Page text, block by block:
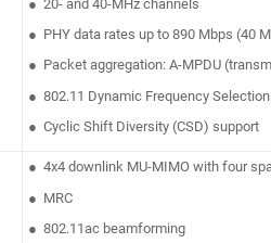
● 20- and 40-MHz channels
● PHY data rates up to 890 Mbps (40
● Packet aggregation: A-MPDU
● 802.11 Dynamic Frequency
● Cyclic Shift Diversity (CSD) support
● 4x4 downlink MU-MIMO with four
● MRC
● 802.11ac beamforming